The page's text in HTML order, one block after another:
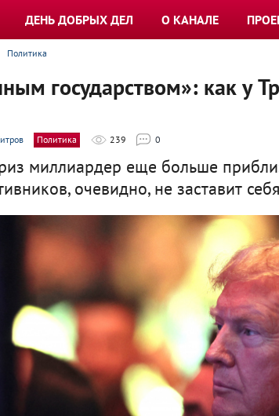
ДЕНЬ ДОБРЫХ ДЕЛ О КАНАЛЕ
Политика
государством»: как у
Политика 239 0
миллиардер еще больше
очевидно, не заставит